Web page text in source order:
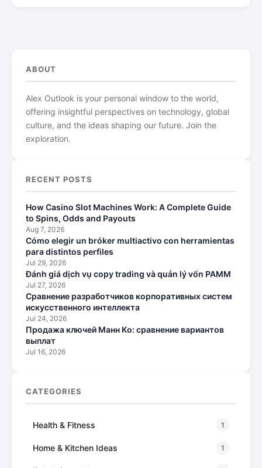
ABOUT
Alex Outlook is your personal window to the world,
offering insightful perspectives on technology, global
culture, and the ideas shaping our future. Join the
exploration.
RECENT POSTS
How Casino Slot Machines Work: A Complete Guide
to Spins, Odds and Payouts
Aug 7, 2026
Cómo elegir un bróker multiactivo con herramientas
para distintos perfiles
Jul 29, 2026
Đánh giá dịch vụ copy trading và quản lý vốn PAMM
Jul 27, 2026
Сравнение разработчиков корпоративных систем
искусственного интеллекта
Jul 24, 2026
Продажа ключей Манн Ко: сравнение вариантов
выплат
Jul 16, 2026
CATEGORIES
Health & Fitness 1
Home & Kitchen Ideas 1